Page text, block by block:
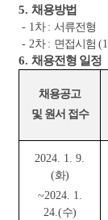
5.채용방법
- 1 차 :서류전형
- 2차 : 면접시험(1
6.채용전형 일정
채용공고
및 원서 접수
2024. 1. 9.
(화)
~2024. 1.
24.(수)